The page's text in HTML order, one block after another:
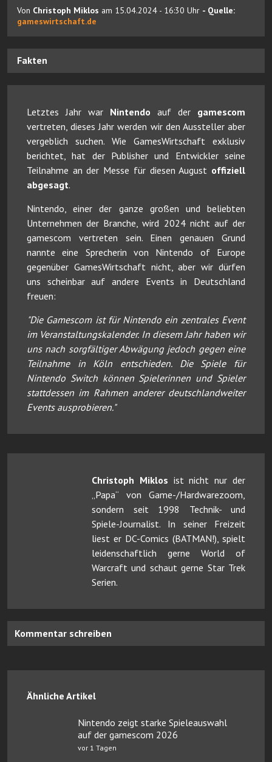
Von Christoph Miklos am 15.04.2024 - 16:30 Uhr - Quelle:
gameswirtschaft.de
Fakten
Letztes Jahr war Nintendo auf der gamescom
vertreten, dieses Jahr werden wir den Aussteller aber
vergeblich suchen. Wie GamesWirtschaft exklusiv
berichtet, hat der Publisher und Entwickler seine
Teilnahme an der Messe für diesen August offiziell
abgesagt.
Nintendo, einer der ganze großen und beliebten
Unternehmen der Branche, wird 2024 nicht auf der
gamescom vertreten sein. Einen genauen Grund
nannte eine Sprecherin von Nintendo of Europe
gegenüber GamesWirtschaft nicht, aber wir dürfen
uns scheinbar auf andere Events in Deutschland
freuen:
"Die Gamescom ist für Nintendo ein zentrales Event
im Veranstaltungskalender. In diesem Jahr haben wir
uns nach sorgfältiger Abwägung jedoch gegen eine
Teilnahme in Köln entschieden. Die Spiele für
Nintendo Switch können Spielerinnen und Spieler
stattdessen im Rahmen anderer deutschlandweiter
Events ausprobieren."
Christoph Miklos ist nicht nur der
„Papa“ von Game-/Hardwarezoom,
sondern seit 1998 Technik- und
Spiele-Journalist. In seiner Freizeit
liest er DC-Comics (BATMAN!), spielt
leidenschaftlich gerne World of
Warcraft und schaut gerne Star Trek
Serien.
Kommentar schreiben
Ähnliche Artikel
Nintendo zeigt starke Spieleauswahl
auf der gamescom 2026
vor 1 Tagen